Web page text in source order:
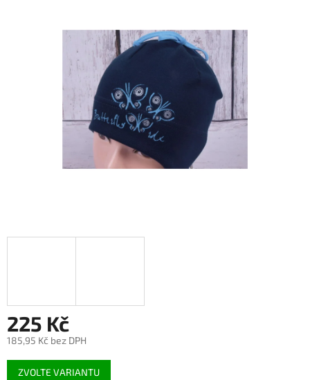
225 Kč
185,95 Kč bez DPH
Měrná
cena:
ZVOLTE VARIANTU